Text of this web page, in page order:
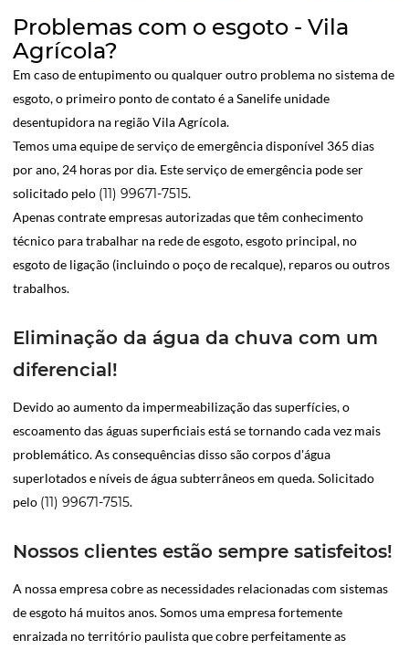
Problemas com o esgoto - Vila
Agrícola?
Em caso de entupimento ou qualquer outro problema no sistema de
esgoto, o primeiro ponto de contato é a Sanelife unidade
desentupidora na região Vila Agrícola.
Temos uma equipe de serviço de emergência disponível 365 dias
por ano, 24 horas por dia. Este serviço de emergência pode ser
solicitado pelo (11) 99671-7515.
Apenas contrate empresas autorizadas que têm conhecimento
técnico para trabalhar na rede de esgoto, esgoto principal, no
esgoto de ligação (incluindo o poço de recalque), reparos ou outros
trabalhos.
Eliminação da água da chuva com um
diferencial!
Devido ao aumento da impermeabilização das superfícies, o
escoamento das águas superficiais está se tornando cada vez mais
problemático. As consequências disso são corpos d'água
superlotados e níveis de água subterrâneos em queda. Solicitado
pelo (11) 99671-7515.
Nossos clientes estão sempre satisfeitos!
A nossa empresa cobre as necessidades relacionadas com sistemas
de esgoto há muitos anos. Somos uma empresa fortemente
enraizada no território paulista que cobre perfeitamente as